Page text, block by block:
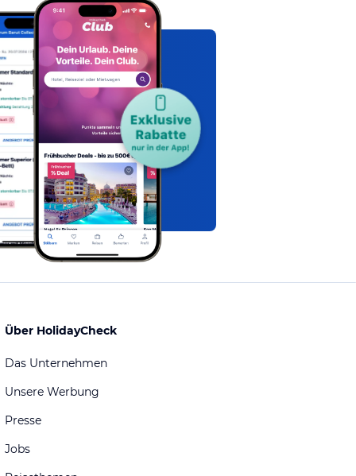
Über HolidayCheck
Das Unternehmen
Unsere Werbung
Presse
Jobs